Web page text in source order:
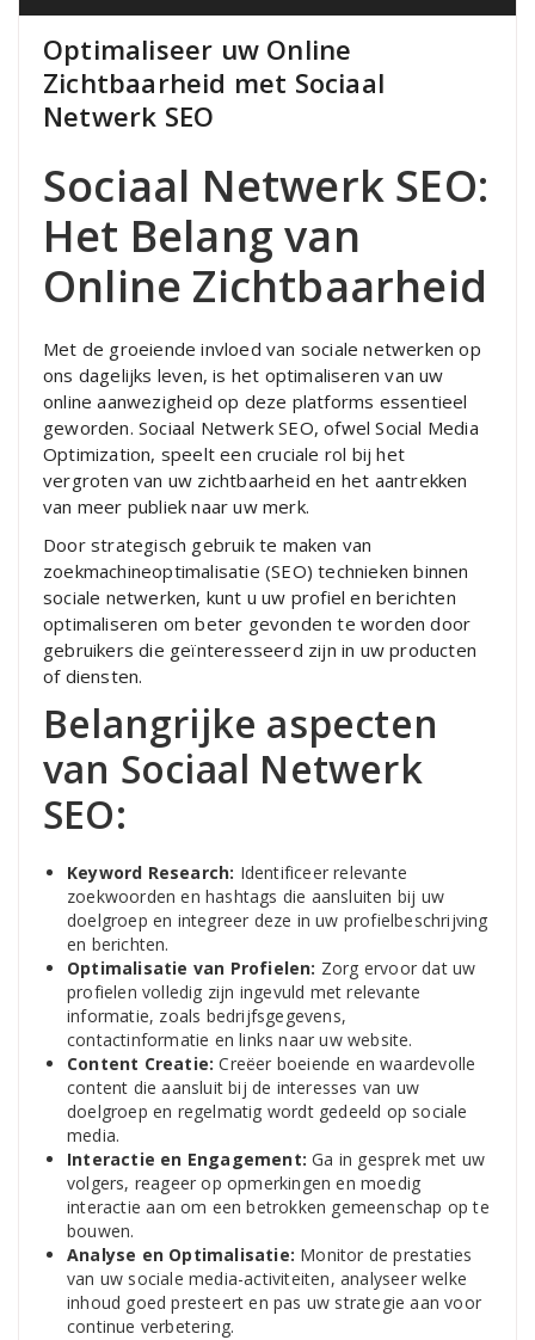
Optimaliseer uw Online
Zichtbaarheid met Sociaal
Netwerk SEO
Sociaal Netwerk SEO:
Het Belang van
Online Zichtbaarheid
Met de groeiende invloed van sociale netwerken op
ons dagelijks leven, is het optimaliseren van uw
online aanwezigheid op deze platforms essentieel
geworden. Sociaal Netwerk SEO, ofwel Social Media
Optimization, speelt een cruciale rol bij het
vergroten van uw zichtbaarheid en het aantrekken
van meer publiek naar uw merk.
Door strategisch gebruik te maken van
zoekmachineoptimalisatie (SEO) technieken binnen
sociale netwerken, kunt u uw profiel en berichten
optimaliseren om beter gevonden te worden door
gebruikers die geïnteresseerd zijn in uw producten
of diensten.
Belangrijke aspecten
van Sociaal Netwerk
SEO:
Keyword Research: Identificeer relevante
zoekwoorden en hashtags die aansluiten bij uw
doelgroep en integreer deze in uw profielbeschrijving
en berichten.
Optimalisatie van Profielen: Zorg ervoor dat uw
profielen volledig zijn ingevuld met relevante
informatie, zoals bedrijfsgegevens,
contactinformatie en links naar uw website.
Content Creatie: Creëer boeiende en waardevolle
content die aansluit bij de interesses van uw
doelgroep en regelmatig wordt gedeeld op sociale
media.
Interactie en Engagement: Ga in gesprek met uw
volgers, reageer op opmerkingen en moedig
interactie aan om een betrokken gemeenschap op te
bouwen.
Analyse en Optimalisatie: Monitor de prestaties
van uw sociale media-activiteiten, analyseer welke
inhoud goed presteert en pas uw strategie aan voor
continue verbetering.